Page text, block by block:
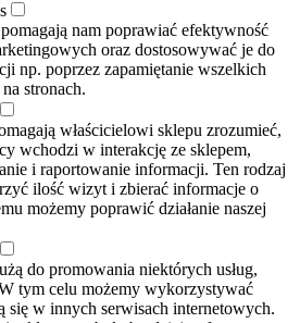
nam poprawiać efektywność
oraz dostosowywać je do
np. poprzez zapamiętanie wszelkich
stronach.
właścicielowi sklepu zrozumieć,
wchodzi w interakcję ze sklepem,
i raportowanie informacji. Ten rodzaj
ilość wizyt i zbierać informacje o
możemy poprawić działanie naszej
do promowania niektórych usług,
tym celu możemy wykorzystywać
się w innych serwisach internetowych.